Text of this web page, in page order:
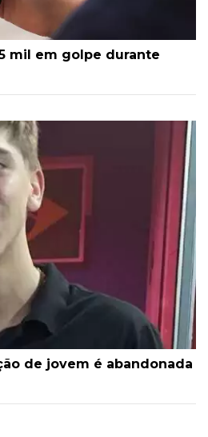
mil em golpe durante
de jovem é abandonada